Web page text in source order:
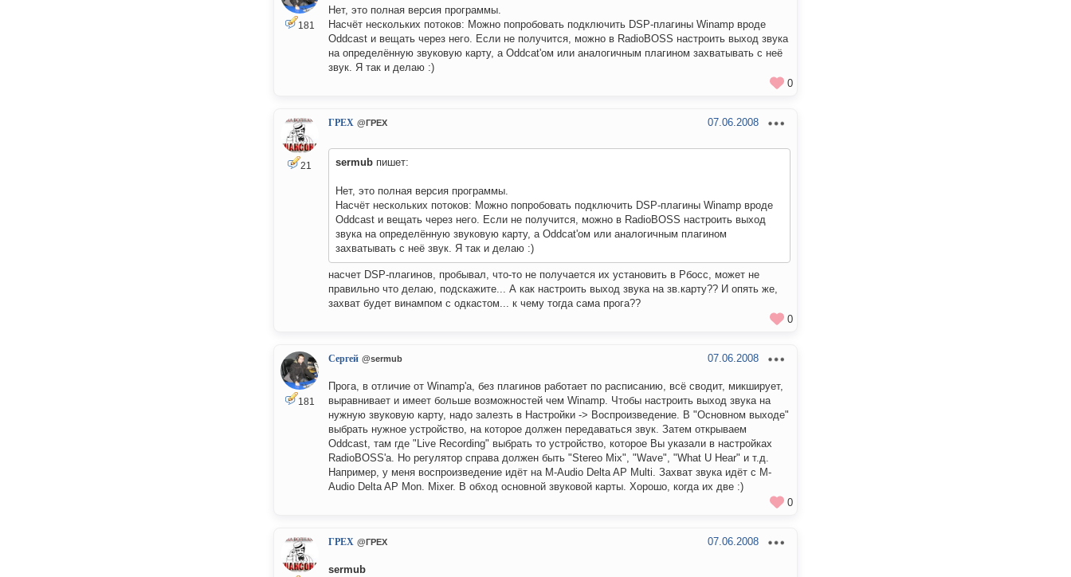
181
Нет, это полная версия программы.
Насчёт нескольких потоков: Можно попробовать подключить DSP-плагины Winamp вроде
Oddcast и вещать через него. Если не получится, можно в RadioBOSS настроить выход звука
на определённую звуковую карту, а Oddcat'ом или аналогичным плагином захватывать с неё
звук. Я так и делаю :)
0
21
ГРЕХ @ГРЕХ 07.06.2008
sermub пишет:
Нет, это полная версия программы.
Насчёт нескольких потоков: Можно попробовать подключить DSP-плагины Winamp вроде
Oddcast и вещать через него. Если не получится, можно в RadioBOSS настроить выход
звука на определённую звуковую карту, а Oddcat'ом или аналогичным плагином
захватывать с неё звук. Я так и делаю :)
насчет DSP-плагинов, пробывал, что-то не получается их установить в Рбосс, может не
правильно что делаю, подскажите... А как настроить выход звука на зв.карту?? И опять же,
захват будет винампом с одкастом... к чему тогда сама прога??
0
181
Сергей @sermub 07.06.2008
Прога, в отличие от Winamp'а, без плагинов работает по расписанию, всё сводит, микширует,
выравнивает и имеет больше возможностей чем Winamp. Чтобы настроить выход звука на
нужную звуковую карту, надо залезть в Настройки -> Воспроизведение. В "Основном выходе"
выбрать нужное устройство, на которое должен передаваться звук. Затем открываем
Oddcast, там где "Live Recording" выбрать то устройство, которое Вы указали в настройках
RadioBOSS'а. Но регулятор справа должен быть "Stereo Mix", "Wave", "What U Hear" и т.д.
Например, у меня воспроизведение идёт на M-Audio Delta AP Multi. Захват звука идёт с M-
Audio Delta AP Mon. Mixer. В обход основной звуковой карты. Хорошо, когда их две :)
0
ГРЕХ @ГРЕХ 07.06.2008
sermub